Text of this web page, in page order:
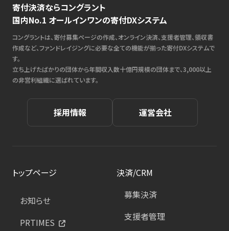
寄付決済ならコングラント
国内No.1 オールインワンの寄付DXシステム
コングラントは、寄付募集ページの作成、オンライン決済、支援者管理、領収書
作成など、ファンドレイジングに必要な全ての機能が揃った寄付DXシステムで
す。
立ち上げたばかりの団体から年間収入数十億円規模の団体まで、3,000以上
の非営利組織に選ばれています。
採用情報 運営会社
トップページ
お知らせ
PRTIMES
決済/CRM
募集決済
支援者管理